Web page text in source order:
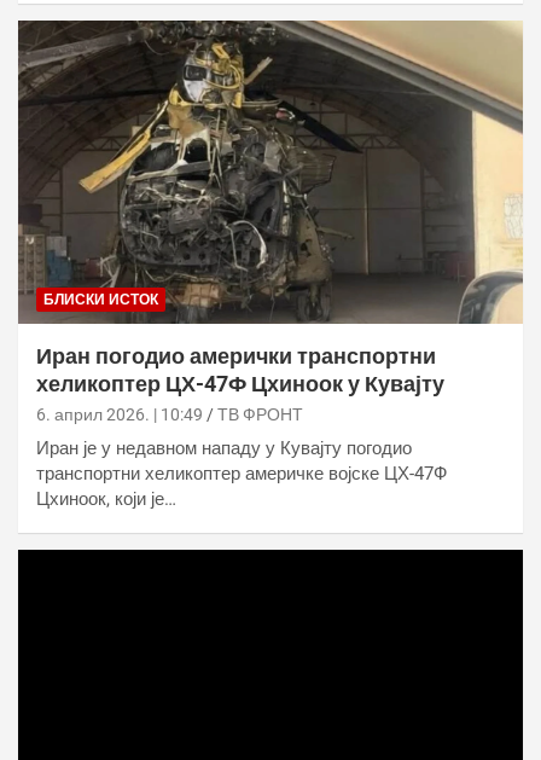
БЛИСКИ ИСТОК
Иран погодио амерички транспортни
хеликоптер ЦХ-47Ф Цхиноок у Кувајту
6. април 2026. | 10:49 ТВ ФРОНТ
Иран је у недавном нападу у Кувајту погодио
транспортни хеликоптер америчке војске ЦХ-47Ф
Цхиноок, који је…